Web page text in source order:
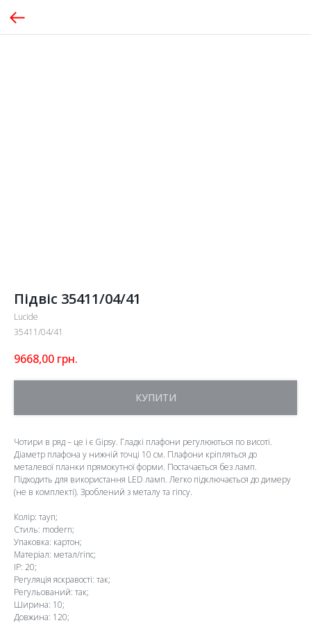
Підвіс 35411/04/41
Lucide
35411/04/41
9668,00 грн.
КУПИТИ
Чотири в ряд – це і є Gipsy. Гладкі плафони регулюються по висоті.
Діаметр плафона у нижній точці 10 см. Плафони кріпляться до
металевої планки прямокутної форми. Постачається без ламп.
Підходить для використання LED ламп. Легко підключається до димеру
(не в комплекті). Зроблений з металу та гіпсу.
Колір: тауп;
Стиль: modern;
Упаковка: картон;
Матеріал: метал/гіпс;
IP: 20;
Регуляція яскравості: так;
Регульований: так;
Ширина: 10;
Довжина: 120;